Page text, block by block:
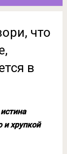
что
в
и хрупкой